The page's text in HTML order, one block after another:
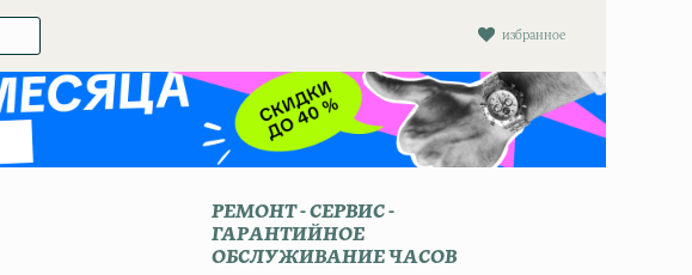
избранное
РЕМОНТ - СЕРВИС -
ГАРАНТИЙНОЕ
ОБСЛУЖИВАНИЕ ЧАСОВ